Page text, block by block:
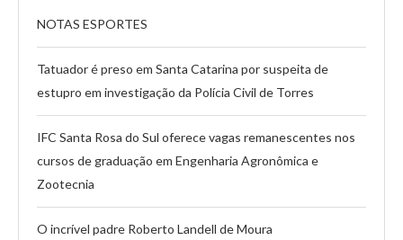
NOTAS ESPORTES
Tatuador é preso em Santa Catarina por suspeita de
estupro em investigação da Polícia Civil de Torres
IFC Santa Rosa do Sul oferece vagas remanescentes nos
cursos de graduação em Engenharia Agronômica e
Zootecnia
O incrível padre Roberto Landell de Moura